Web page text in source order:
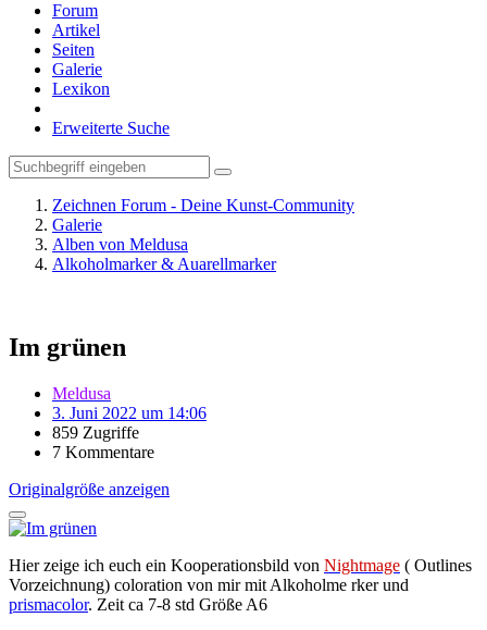
Forum
Artikel
Seiten
Galerie
Lexikon
Erweiterte Suche
Zeichnen Forum - Deine Kunst-Community
Galerie
Alben von Meldusa
Alkoholmarker & Auarellmarker
Im grünen
Meldusa
3. Juni 2022 um 14:06
859 Zugriffe
7 Kommentare
Originalgröße anzeigen
Hier zeige ich euch ein Kooperationsbild von Nightmage ( Outlines
Vorzeichnung) coloration von mir mit Alkoholme rker und
prismacolor. Zeit ca 7-8 std Größe A6